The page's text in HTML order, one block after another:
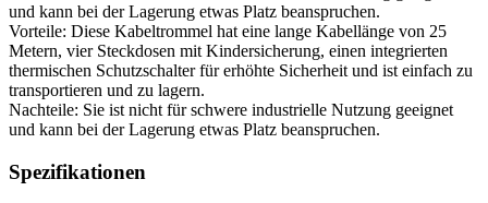
und kann bei der Lagerung etwas Platz beanspruchen.
Vorteile: Diese Kabeltrommel hat eine lange Kabellänge von 25
Metern, vier Steckdosen mit Kindersicherung, einen integrierten
thermischen Schutzschalter für erhöhte Sicherheit und ist einfach zu
transportieren und zu lagern.
Nachteile: Sie ist nicht für schwere industrielle Nutzung geeignet
und kann bei der Lagerung etwas Platz beanspruchen.
Spezifikationen